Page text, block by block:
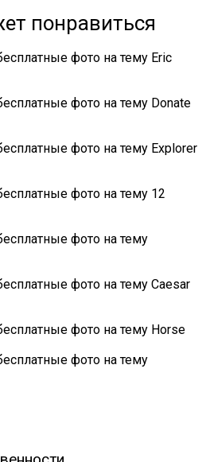
понравиться
фото на тему Eric
фото на тему Donate
фото на тему Explorer
фото на тему 12
фото на тему
фото на тему Caesar
фото на тему Horse
фото на тему